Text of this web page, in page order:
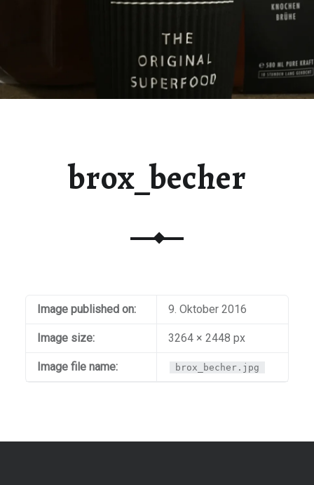
brox_becher
Image published on: 9. Oktober 2016
Image size: 3264 × 2448 px
Image file name: brox_becher.jpg